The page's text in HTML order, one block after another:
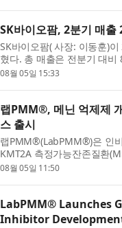
SK바이오팜, 2분기 매출
SK바이오팜( 사장: 이동훈)
혔다. 총 매출은 전분기 대
동기 대비 56.9% 성장해 일
08월 05일 15:33
랩PMM®, 메닌 억제제
스 출시
랩PMM®(LabPMM®)은 인
KMT2A 측정가능잔존질환
반의 이 서비스는 랩PMM의
08월 05일 11:50
LabPMM® Launches
Inhibitor